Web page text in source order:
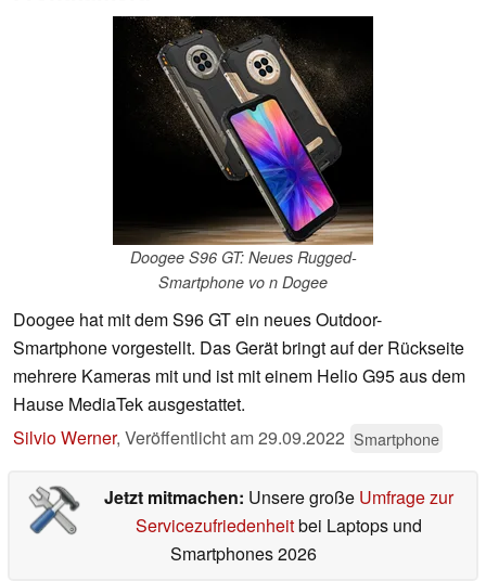
Doogee S96 GT: Neues Rugged-
Smartphone vo n Dogee
Doogee hat mit dem S96 GT ein neues Outdoor-
Smartphone vorgestellt. Das Gerät bringt auf der Rückseite
mehrere Kameras mit und ist mit einem Helio G95 aus dem
Hause MediaTek ausgestattet.
Silvio Werner, Veröffentlicht am29.09.2022 Smartphone
Jetzt mitmachen: Unsere große Umfrage zur
Servicezufriedenheitbei Laptops und
Smartphones 2026